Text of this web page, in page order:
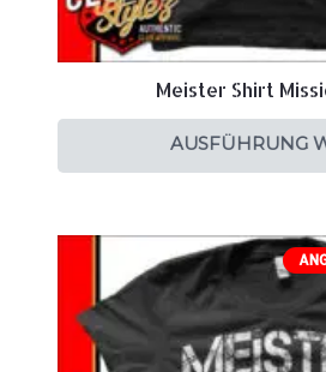
Meister Shirt
AUSFÜHRUNG